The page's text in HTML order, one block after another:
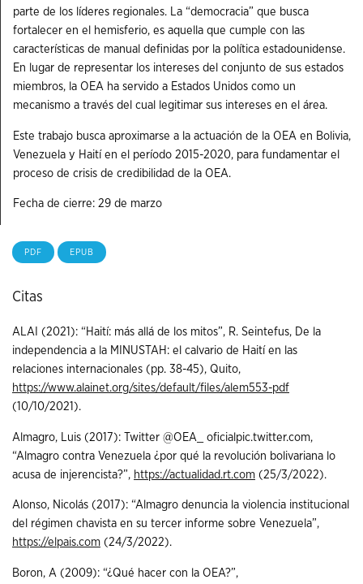
parte de los líderes regionales. La “democracia” que busca
fortalecer en el hemisferio, es aquella que cumple con las
características de manual definidas por la política estadounidense.
En lugar de representar los intereses del conjunto de sus estados
miembros, la OEA ha servido a Estados Unidos como un
mecanismo a través del cual legitimar sus intereses en el área.
Este trabajo busca aproximarse a la actuación de la OEA en Bolivia,
Venezuela y Haití en el período 2015-2020, para fundamentar el
proceso de crisis de credibilidad de la OEA.
Fecha de cierre: 29 de marzo
PDF EPUB
Citas
ALAI (2021): “Haití: más allá de los mitos”, R. Seintefus, De la
independencia a la MINUSTAH: el calvario de Haití en las
relaciones internacionales (pp. 38-45), Quito,
https://www.alainet.org/sites/default/files/alem553-pdf
(10/10/2021).
Almagro, Luis (2017): Twitter @OEA_ oficialpic.twitter.com,
“Almagro contra Venezuela ¿por qué la revolución bolivariana lo
acusa de injerencista?”, https://actualidad.rt.com (25/3/2022).
Alonso, Nicolás (2017): “Almagro denuncia la violencia institucional
del régimen chavista en su tercer informe sobre Venezuela”,
https://elpais.com (24/3/2022).
Boron, A (2009): “¿Qué hacer con la OEA?”,